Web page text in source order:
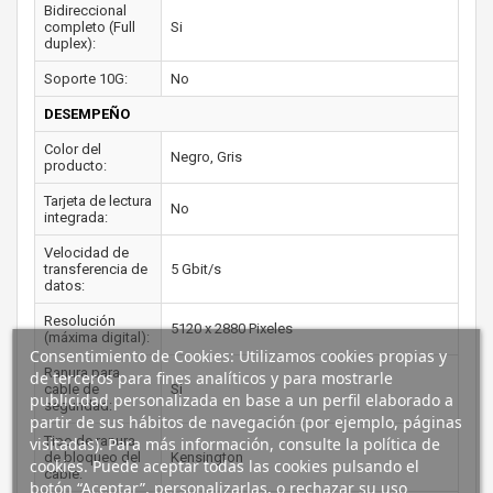
Bidireccional
completo (Full
duplex):
Si
Soporte 10G: No
DESEMPEÑO
Color del
producto:
Negro, Gris
Tarjeta de lectura
integrada:
No
Velocidad de
transferencia de
datos:
5 Gbit/s
Resolución
(máxima digital):
5120 x 2880 Pixeles
Ranura para
cable de
seguridad:
Si
Tipo de ranura
de bloqueo del
cable:
Kensington
Consentimiento de Cookies: Utilizamos cookies propias y
de terceros para fines analíticos y para mostrarle
publicidad personalizada en base a un perfil elaborado a
partir de sus hábitos de navegación (por ejemplo, páginas
visitadas). Para más información, consulte la política de
cookies. Puede aceptar todas las cookies pulsando el
botón “Aceptar”, personalizarlas, o rechazar su uso